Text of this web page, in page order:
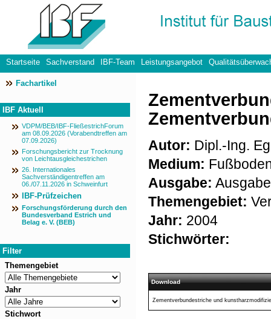
Startseite Sachverstand IBF-Team Leistungsangebot
Datenschutzerklärung
Fachartikel
IBF Aktuell
VDPM/BEB/IBF-FließestrichForum
am 08.09.2026 (Vorabendtreffen am
07.09.2026)
Forschungsbericht zur Trocknung
von Leichtausgleichestrichen
26. Internationales
Sachverständigentreffen am
06./07.11.2026 in Schweinfurt
IBF-Prüfzeichen
Forschungsförderung durch den
Bundesverband Estrich und
Belag e. V. (BEB)
Filter
Themengebiet
Jahr
Stichwort
Autor: Dipl.-Ing.
Medium:
Ausgabe:
Themengebiet:
Jahr: 2004
Stichwörter:
Download
Zementverbundestriche und